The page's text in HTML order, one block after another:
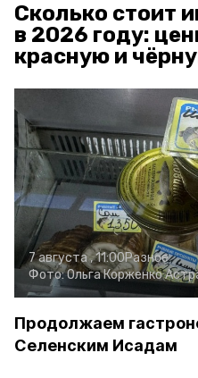
Сколько стоит
в 2026 году:
красную и
7 августа , 11:00Разное
Фото:Ольга Корженко
Продолжаем
Селенским Исадам